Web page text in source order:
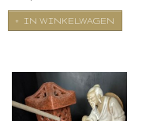
IN WINKELWAGEN